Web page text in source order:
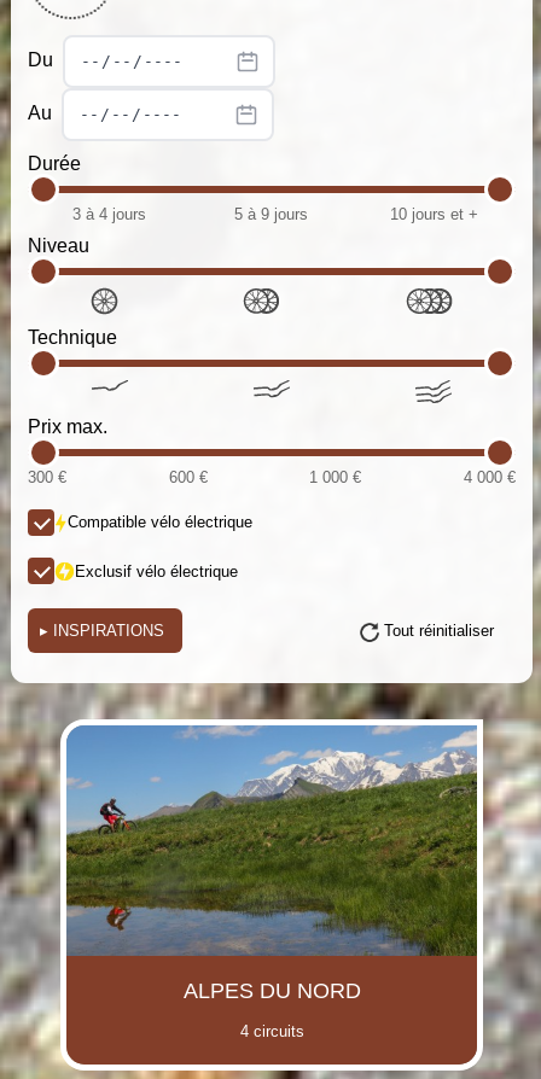
Du
Au
Durée
3 à 4 jours 5 à 9 jours 10 jours et +
Niveau
Technique
Prix max.
300 € 600 € 1 000 € 4 000 €
Compatible vélo électrique
Exclusif vélo électrique
▸ INSPIRATIONS Tout réinitialiser
(i) (i)
(i) (i)
(i)
ALPES DU NORD
4 circuits